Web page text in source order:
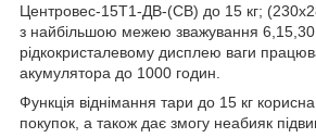
Центровес-15Т1-ДВ-(СВ) до 15 кг;
з найбільшою межею зважування 6,15,30
рідкокристалевому дисплею ваги
акумулятора до 1000 годин.
Функція віднімання тари до 15 кг корисна
покупок, а також дає змогу неабияк